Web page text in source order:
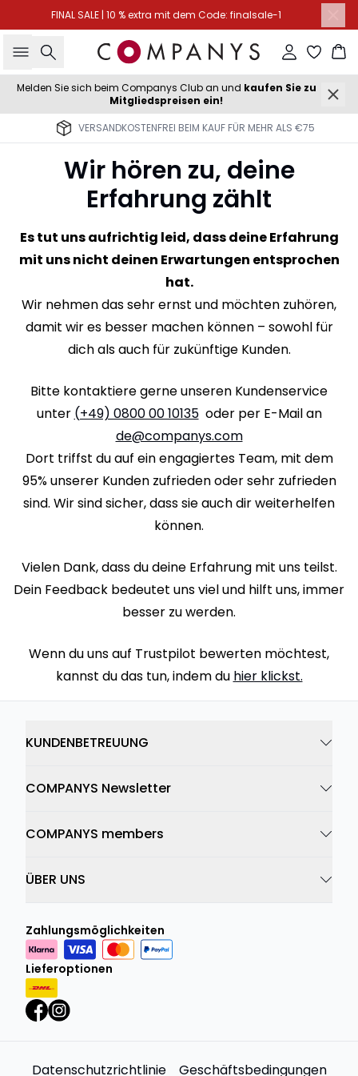
FINAL SALE | 10 % extra mit dem Code: finalsale-1
Suche Einloggen
Melden Sie sich beim Companys Club an und kaufen Sie zu
Mitgliedspreisen ein!
VERSANDKOSTENFREI BEIM KAUF FÜR MEHR ALS €75
Wir hören zu, deine
Erfahrung zählt
Es tut uns aufrichtig leid, dass deine Erfahrung
mit uns nicht deinen Erwartungen entsprochen
hat.
Wir nehmen das sehr ernst und möchten zuhören,
damit wir es besser machen können – sowohl für
dich als auch für zukünftige Kunden.
Bitte kontaktiere gerne unseren Kundenservice
unter (+49) 0800 00 10135oder per E-Mail an
de@companys.com
Dort triffst du auf ein engagiertes Team, mit dem
95% unserer Kunden zufrieden oder sehr zufrieden
sind. Wir sind sicher, dass sie auch dir weiterhelfen
können.
Vielen Dank, dass du deine Erfahrung mit uns teilst.
Dein Feedback bedeutet uns viel und hilft uns, immer
besser zu werden.
Wenn du uns auf Trustpilot bewerten möchtest,
kannst du das tun, indem du hier klickst.
KUNDENBETREUUNG
COMPANYS Newsletter
COMPANYS members
ÜBER UNS
Zahlungsmöglichkeiten
Lieferoptionen
Datenschutzrichtlinie Geschäftsbedingungen